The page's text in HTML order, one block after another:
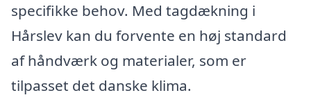
specifikke behov. Med tagdækning i
Hårslev kan du forvente en høj standard
af håndværk og materialer, som er
tilpasset det danske klima.